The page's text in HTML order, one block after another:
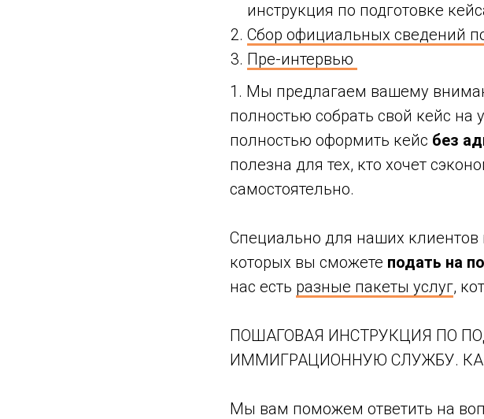
инструкция по подготовке
Сбор официальных сведений
Пре-интервью
1. Мы предлагаем вашему
полностью собрать свой кейс
полностью оформить кейс без
полезна для тех, кто хочет
самостоятельно.
Специально для наших
которых вы сможете подать на
нас есть разные пакеты услуг,
ПОШАГОВАЯ ИНСТРУКЦИЯ ПО
ИММИГРАЦИОННУЮ СЛУЖБУ.
Мы вам поможем ответить на